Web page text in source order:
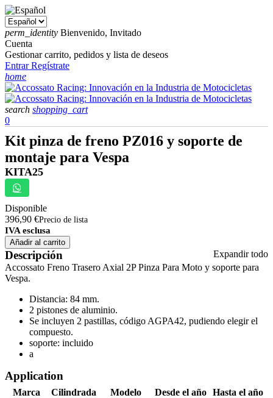
perm_identity Bienvenido, Invitado
Cuenta
Gestionar carrito, pedidos y lista de deseos
EntrarRegístrate
home
search shopping_cart
0
Kit pinza de freno PZ016 y soporte de
montaje para Vespa
KITA25
Disponible
396,90 €Precio de lista
IVA esclusa
Añadir al carrito
Expandir todo
Descripción
Accossato Freno Trasero Axial 2P Pinza Para Moto y soporte para
Vespa.
Distancia: 84 mm.
2 pistones de aluminio.
Se incluyen 2 pastillas, código AGPA42, pudiendo elegir el
compuesto.
soporte: incluido
a
Application
Marca Cilindrada Modelo Desde el año Hasta el año